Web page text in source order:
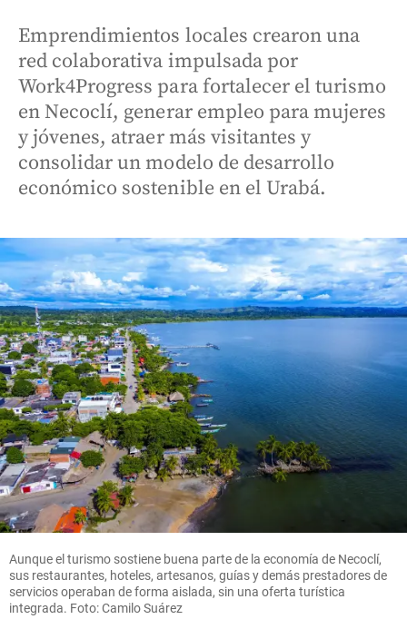
Emprendimientos locales crearon una
red colaborativa impulsada por
Work4Progress para fortalecer el turismo
en Necoclí, generar empleo para mujeres
y jóvenes, atraer más visitantes y
consolidar un modelo de desarrollo
económico sostenible en el Urabá.
Aunque el turismo sostiene buena parte de la economía de Necoclí,
sus restaurantes, hoteles, artesanos, guías y demás prestadores de
servicios operaban de forma aislada, sin una oferta turística
integrada. Foto: Camilo Suárez